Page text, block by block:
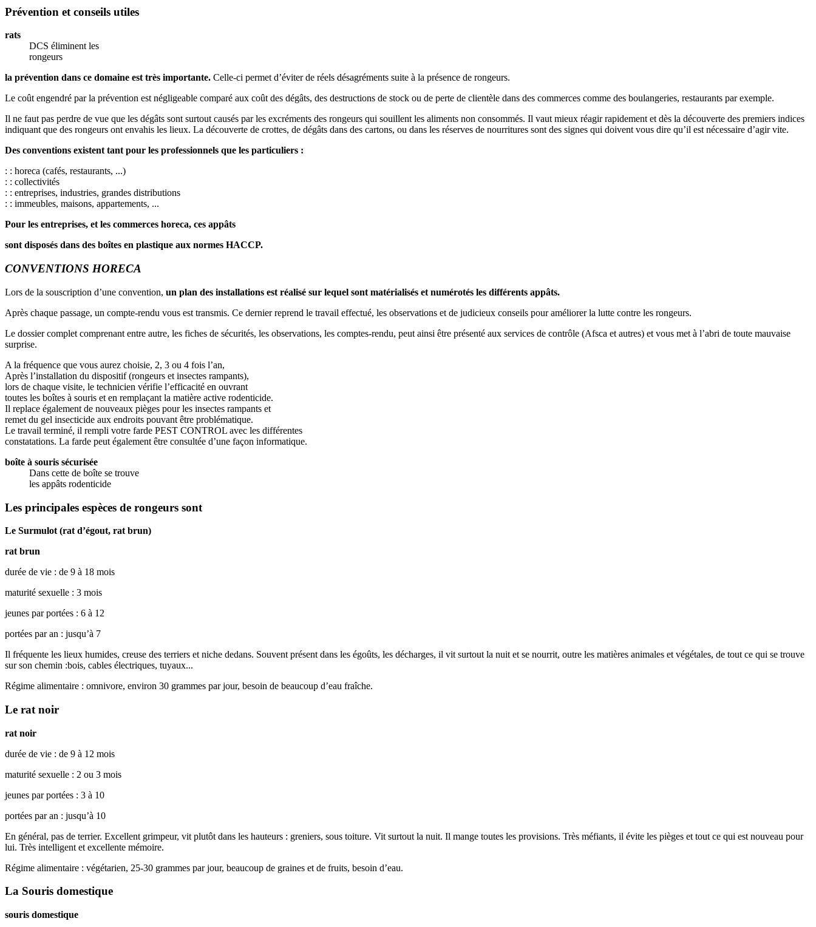
Prévention et conseils utiles
rats
DCS éliminent les
rongeurs
la prévention dans ce domaine est très importante. Celle-ci permet d’éviter de réels désagréments suite à la présence de rongeurs.
Le coût engendré par la prévention est négligeable comparé aux coût des dégâts, des destructions de stock ou de perte de clientèle dans des commerces comme des boulangeries, restaurants par exemple.
Il ne faut pas perdre de vue que les dégâts sont surtout causés par les excréments des rongeurs qui souillent les aliments non consommés. Il vaut mieux réagir rapidement et dès la découverte des premiers indices
indiquant que des rongeurs ont envahis les lieux. La découverte de crottes, de dégâts dans des cartons, ou dans les réserves de nourritures sont des signes qui doivent vous dire qu’il est nécessaire d’agir vite.
Des conventions existent tant pour les professionnels que les particuliers :
: : horeca (cafés, restaurants, ...)
: : collectivités
: : entreprises, industries, grandes distributions
: : immeubles, maisons, appartements, ...
Pour les entreprises, et les commerces horeca, ces appâts
sont disposés dans des boîtes en plastique aux normes HACCP.
CONVENTIONS HORECA
Lors de la souscription d’une convention, un plan des installations est réalisé sur lequel sont matérialisés et numérotés les différents appâts.
Après chaque passage, un compte-rendu vous est transmis. Ce dernier reprend le travail effectué, les observations et de judicieux conseils pour améliorer la lutte contre les rongeurs.
Le dossier complet comprenant entre autre, les fiches de sécurités, les observations, les comptes-rendu, peut ainsi être présenté aux services de contrôle (Afsca et autres) et vous met à l’abri de toute mauvaise
surprise.
A la fréquence que vous aurez choisie, 2, 3 ou 4 fois l’an,
Après l’installation du dispositif (rongeurs et insectes rampants),
lors de chaque visite, le technicien vérifie l’efficacité en ouvrant
toutes les boîtes à souris et en remplaçant la matière active rodenticide.
Il replace également de nouveaux pièges pour les insectes rampants et
remet du gel insecticide aux endroits pouvant être problématique.
Le travail terminé, il rempli votre farde PEST CONTROL avec les différentes
constatations. La farde peut également être consultée d’une façon informatique.
boîte à souris sécurisée
Dans cette de boîte se trouve
les appâts rodenticide
Les principales espèces de rongeurs sont
Le Surmulot (rat d’égout, rat brun)
rat brun
durée de vie : de 9 à 18 mois
maturité sexuelle : 3 mois
jeunes par portées : 6 à 12
portées par an : jusqu’à 7
Il fréquente les lieux humides, creuse des terriers et niche dedans. Souvent présent dans les égoûts, les décharges, il vit surtout la nuit et se nourrit, outre les matières animales et végétales, de tout ce qui se trouve
sur son chemin :bois, cables électriques, tuyaux...
Régime alimentaire : omnivore, environ 30 grammes par jour, besoin de beaucoup d’eau fraîche.
Le rat noir
rat noir
durée de vie : de 9 à 12 mois
maturité sexuelle : 2 ou 3 mois
jeunes par portées : 3 à 10
portées par an : jusqu’à 10
En général, pas de terrier. Excellent grimpeur, vit plutôt dans les hauteurs : greniers, sous toiture. Vit surtout la nuit. Il mange toutes les provisions. Très méfiants, il évite les pièges et tout ce qui est nouveau pour
lui. Très intelligent et excellente mémoire.
Régime alimentaire : végétarien, 25-30 grammes par jour, beaucoup de graines et de fruits, besoin d’eau.
La Souris domestique
souris domestique